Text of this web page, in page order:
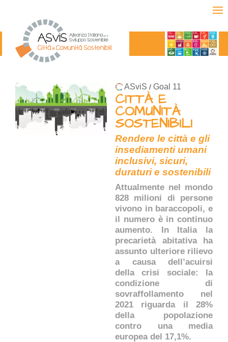
ASviS / Goal 11
CITTÀ E
COMUNITÀ
SOSTENIBILI
Rendere le città e gli
insediamenti umani
inclusivi, sicuri,
duraturi e sostenibili
Attualmente nel mondo
828 milioni di persone
vivono in baraccopoli, e
il numero è in continuo
aumento. In Italia la
precarietà abitativa ha
assunto ulteriore rilievo
a causa dell’acuirsi
della crisi sociale: la
condizione di
sovraffollamento nel
2021 riguarda il 28%
della popolazione
contro una media
europea del 17,1%.